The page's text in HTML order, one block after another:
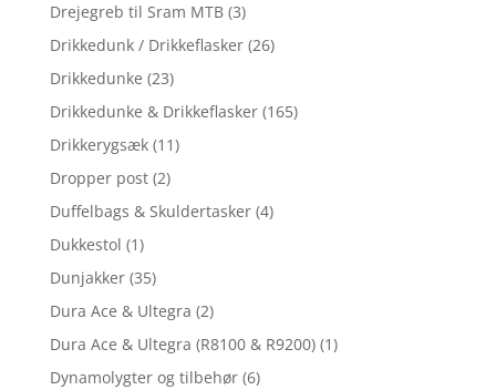
Drejegreb til Sram MTB (3)
Drikkedunk / Drikkeflasker (26)
Drikkedunke (23)
Drikkedunke & Drikkeflasker (165)
Drikkerygsæk (11)
Dropper post (2)
Duffelbags & Skuldertasker (4)
Dukkestol (1)
Dunjakker (35)
Dura Ace & Ultegra (2)
Dura Ace & Ultegra (R8100 & R9200) (1)
Dynamolygter og tilbehør (6)